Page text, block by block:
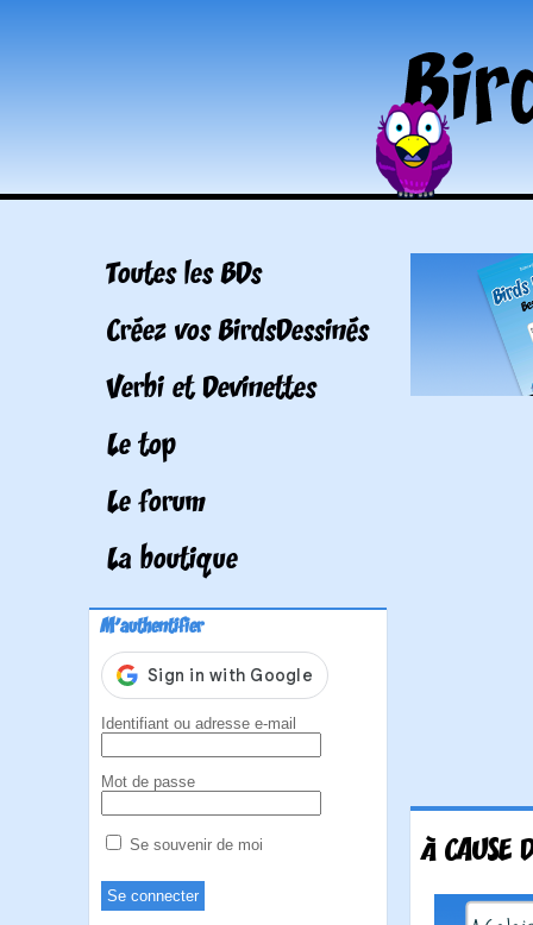
Toutes les BDs
Créez vos BirdsDessinés
Verbi et Devinettes
Le top
Le forum
La boutique
M'authentifier
Identifiant ou adresse e-mail
Mot de passe
Se souvenir de moi À CAUSE